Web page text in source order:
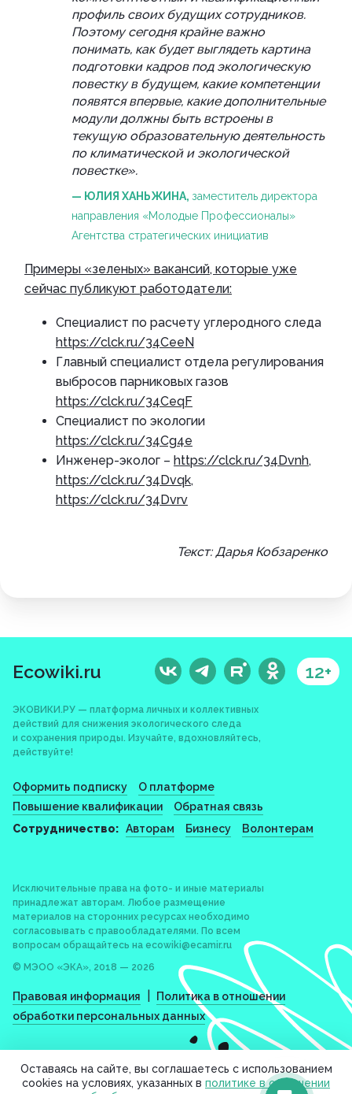
профиль своих будущих сотрудников.
Поэтому сегодня крайне важно
понимать, как будет выглядеть картина
подготовки кадров под экологическую
повестку в будущем, какие компетенции
появятся впервые, какие дополнительные
модули должны быть встроены в
текущую образовательную деятельность
по климатической и экологической
повестке».
— ЮЛИЯ ХАНЬЖИНА, заместитель директора
направления «Молодые Профессионалы»
Агентства стратегических инициатив
Примеры «зеленых» вакансий, которые уже
сейчас публикуют работодатели:
Специалист по расчету углеродного следа
https://clck.ru/34CeeN
Главный специалист отдела регулирования
выбросов парниковых газов
https://clck.ru/34CeqF
Специалист по экологии
https://clck.ru/34Cg4e
Инженер-эколог – https://clck.ru/34Dvnh,
https://clck.ru/34Dvqk,
https://clck.ru/34Dvrv
Текст: Дарья Кобзаренко
Ecowiki.ru 12+
ЭКОВИКИ.РУ — платформа личных и коллективных
действий для снижения экологического следа
и сохранения природы. Изучайте, вдохновляйтесь,
действуйте!
Оформить подписку
О платформе
Повышение квалификации
Обратная связь
Сотрудничество: Авторам Бизнесу Волонтерам
Исключительные права на фото- и иные материалы
принадлежат авторам. Любое размещение
материалов на сторонних ресурсах необходимо
согласовывать с правообладателями. По всем
вопросам обращайтесь на ecowiki@ecamir.ru
© МЭОО «ЭКА», 2018 — 2026
Правовая информация
Политика в отношении
обработки персональных данных
Оставаясь на сайте, вы соглашаетесь с использованием
cookies на условиях, указанных в политике в отношении